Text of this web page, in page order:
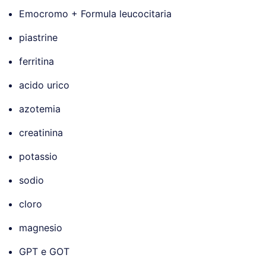
Emocromo + Formula leucocitaria
piastrine
ferritina
acido urico
azotemia
creatinina
potassio
sodio
cloro
magnesio
GPT e GOT